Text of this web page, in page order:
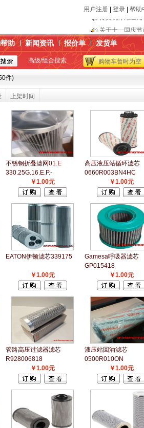
用户注册 登录 帮助
传真机停用通知
产品报价仅供参
替代进口品牌滤
博世力士乐收
关于十一国庆
替代进口品牌滤
博世力士乐收
助 新闻资讯 报价单 发货单
高级/组合搜索 购物车暂时为空
件)
上架时间
不锈钢折叠滤网01.E
330.25G.16.E.P.-
￥1.00元
高压液压站循环滤芯
0660R003BN4HC
￥1.00元
EATON伊顿滤芯339175
￥1.00元
Gamesa呼吸器滤芯
GP015418
￥1.00元
管路高压过滤器滤芯
R928006818
￥1.00元
液压站回油滤芯
0500R010ON
￥1.00元